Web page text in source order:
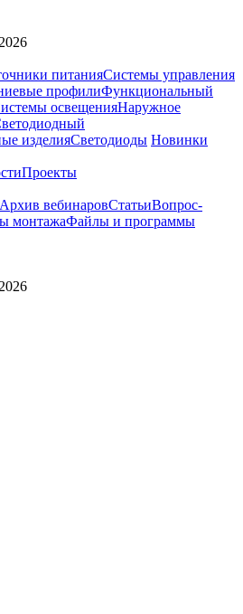
питанияСистемы управления
профилиФункциональный
освещенияНаружное
изделияСветодиоды Новинки
Проекты
Архив вебинаровСтатьиВопрос-
монтажаФайлы и программы